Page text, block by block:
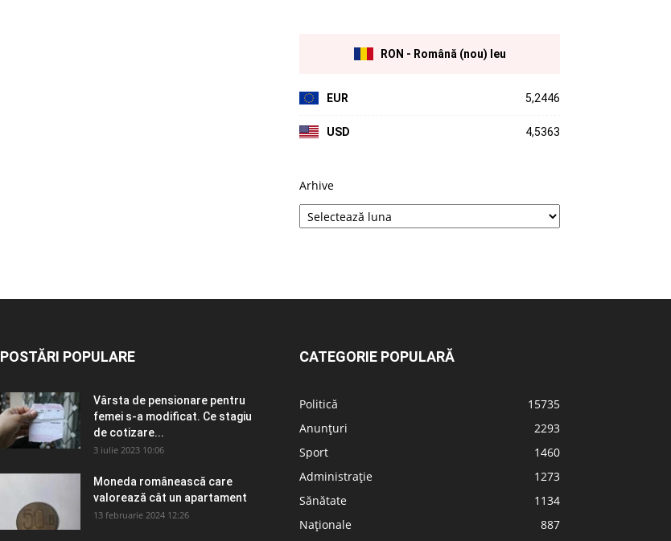
RON - Română (nou) leu
EUR 5,2446
USD 4,5363
Arhive
POSTĂRI POPULARE
Vârsta de pensionare pentru
femei s-a modificat. Ce stagiu
de cotizare...
3 iulie 2023 10:06
Moneda românească care
valorează cât un apartament
13 februarie 2024 12:26
CATEGORIE POPULARĂ
Politică
15735
Anunțuri
2293
Sport
1460
Administrație
1273
Sănătate
1134
Naționale
887